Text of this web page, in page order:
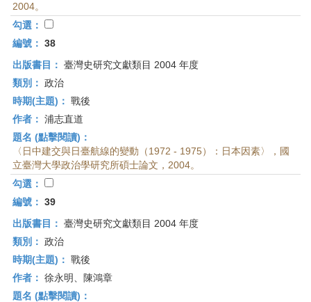
2004。
勾選：
編號： 38
出版書目： 臺灣史研究文獻類目 2004 年度
類別： 政治
時期(主題)： 戰後
作者： 浦志直道
題名 (點擊閱讀)：
〈日中建交與日臺航線的變動（1972 - 1975）：日本因素〉，國
立臺灣大學政治學研究所碩士論文，2004。
勾選：
編號： 39
出版書目： 臺灣史研究文獻類目 2004 年度
類別： 政治
時期(主題)： 戰後
作者： 徐永明、陳鴻章
題名 (點擊閱讀)：